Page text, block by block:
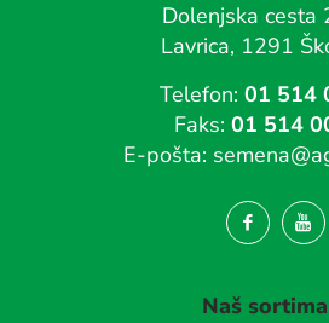
Dolenjska cesta
Lavrica, 1291
Telefon: 01 514
Faks: 01 514
E-pošta:
Naš